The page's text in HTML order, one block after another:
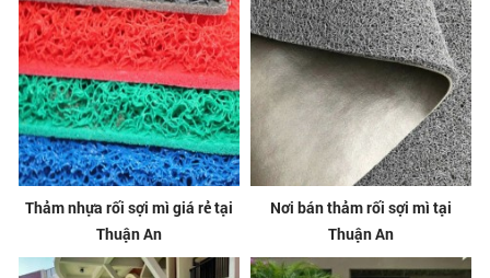
Thảm nhựa rối sợi mì giá rẻ tại
Thuận An
Nơi bán thảm rối sợi mì tại
Thuận An